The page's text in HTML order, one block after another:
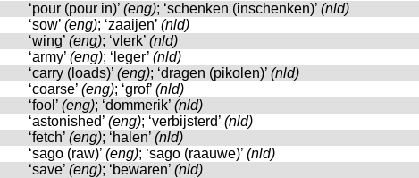
‘pour (pour in)’ (eng); ‘schenken (inschenken)’ (nld)
‘sow’ (eng); ‘zaaijen’ (nld)
‘wing’ (eng); ‘vlerk’ (nld)
‘army’ (eng); ‘leger’ (nld)
‘carry (loads)’ (eng); ‘dragen (pikolen)’ (nld)
‘coarse’ (eng); ‘grof’ (nld)
‘fool’ (eng); ‘dommerik’ (nld)
‘astonished’ (eng); ‘verbijsterd’ (nld)
‘fetch’ (eng); ‘halen’ (nld)
‘sago (raw)’ (eng); ‘sago (raauwe)’ (nld)
‘save’ (eng); ‘bewaren’ (nld)